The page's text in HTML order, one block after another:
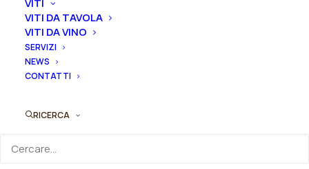
VITI
VITI DA TAVOLA
VITI DA VINO
SERVIZI
NEWS
CONTATTI
RICERCA
germanica
"Goldkist"
quantità
Ordina subito questo prodotto!
Puoi acquistare ora questo prodotto contattandoci e
indicando la dimensione del vaso desiderata e la